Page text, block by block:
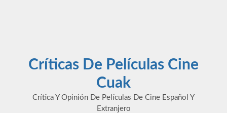
Críticas De Películas Cine
Cuak
Crítica Y Opinión De Películas De Cine Español Y
Extranjero